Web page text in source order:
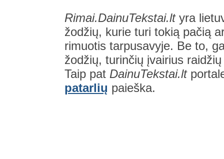
Rimai.DainuTekstai.ltyra
žodžių, kurie turi tokią pačią
rimuotis tarpusavyje. Be to,
žodžių, turinčių įvairius
Taip pat DainuTekstai.lt
patarlių paieška.